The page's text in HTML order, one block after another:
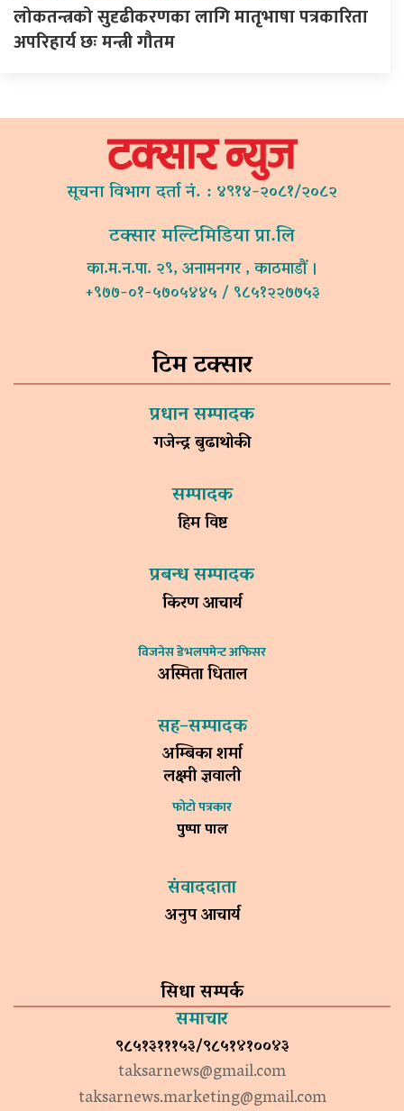
लोकतन्त्रको सुदृढीकरणका लागि मातृभाषा पत्रकारिता
अपरिहार्य छः मन्त्री गौतम
सूचना विभाग दर्ता नं. : ४९१४-२०८१/२०८२
टक्सार मल्टिमिडिया प्रा.लि
का.म.न.पा. २९, अनामनगर , काठमाडौं ।
+९७७-०१-५७०५४४५ / ९८५१२२७७५३
टिम टक्सार
प्रधान सम्पादक
गजेन्द्र बुढाथोकी
सम्पादक
हिम विष्ट
प्रबन्ध सम्पादक
किरण आचार्य
विजनेस डेभलपमेन्ट अफिसर
अस्मिता धिताल
सह–सम्पादक
अम्बिका शर्मा
लक्ष्मी ज्ञवाली
फोटो पत्रकार
पुष्पा पाल
संवाददाता
अनुप आचार्य
सिधा सम्पर्क
समाचार
९८५१३१११५३/९८५१४१००४३
taksarnews@gmail.com
taksarnews.marketing@gmail.com